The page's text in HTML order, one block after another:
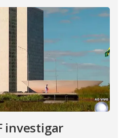
investigar